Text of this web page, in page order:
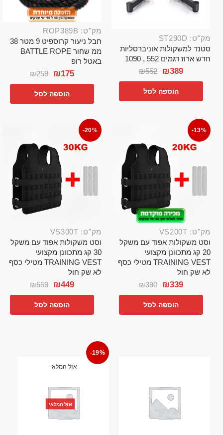
מק"ט: ST290D
סטנד למשקולות אוניברסליות
חדש ארוז דגמים 552 , 1090
₪552 ₪389
הוספה לסל
מק"ט: ROP389B
חבל ניעור קרוספיט 9 מטר 38
ממ שחור BATTLE ROPE
באטל רופ
₪259 ₪175
הוספה לסל
-13%
מק"ט: VS200T
וסט משקולות אפוד עם משקל
20 קג מתכוונן מקצועי
TRAINING VEST מטילי כסף
לא שק חול
₪390 ₪339
הוספה לסל
-20%
מק"ט: VS300T
וסט משקולות אפוד עם משקל
30 קג מתכוונן מקצועי
TRAINING VEST מטילי כסף
לא שק חול
₪559 ₪449
הוספה לסל
-19%
אזל המלאי
אזל המלאי